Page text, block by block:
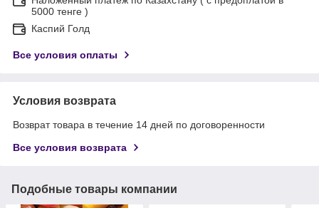
5000 тенге )
Каспий Голд
Все условия оплаты
Условия возврата
Возврат товара в течение 14 дней по договоренности
Все условия возврата
Подобные товары компании